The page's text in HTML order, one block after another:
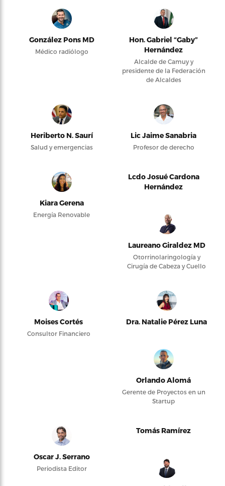
González Pons MD
Médico radiólogo
Hon. Gabriel “Gaby”
Hernández
Alcalde de Camuy y
presidente de la Federación
de Alcaldes
Heriberto N. Saurí
Salud y emergencias
Lic Jaime Sanabria
Profesor de derecho
Kiara Gerena
Energía Renovable
Lcdo Josué Cardona
Hernández
Laureano Giraldez MD
Otorrinolaringología y
Cirugía de Cabeza y Cuello
Moises Cortés
Consultor Financiero
Dra. Natalie Pérez Luna
Orlando Alomá
Gerente de Proyectos en un
Startup
Oscar J. Serrano
Periodista Editor
Tomás Ramírez